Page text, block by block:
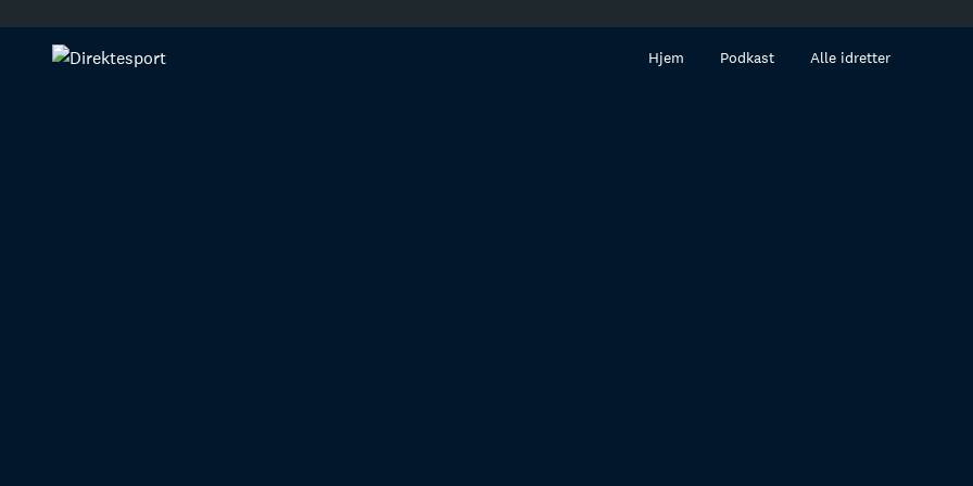
innhold
Hjem Podkast Alle idretter